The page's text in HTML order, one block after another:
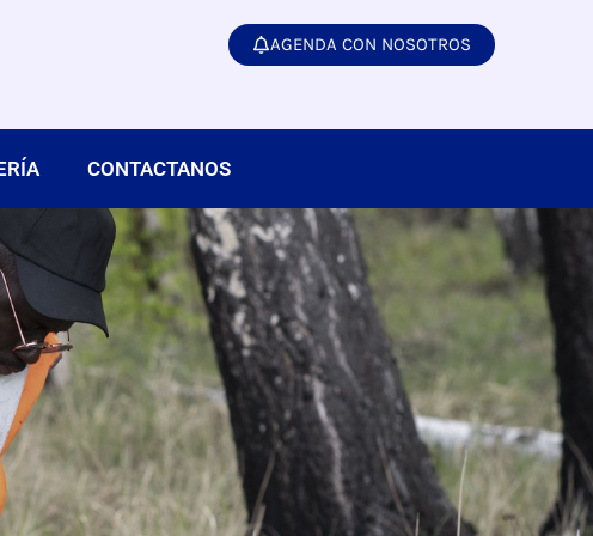
AGENDA CON NOSOTROS
CONTACTANOS